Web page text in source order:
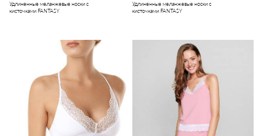
Удлиненные меланжевые носки с
кисточками FANTASY
Удлиненные меланжевые носки с
кисточками FANTASY